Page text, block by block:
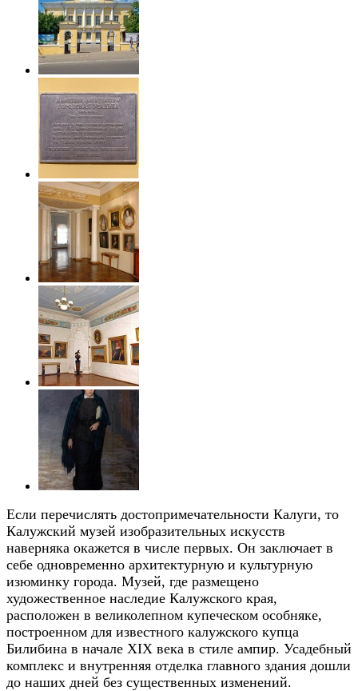
Если перечислять достопримечательности Калуги, то
Калужский музей изобразительных искусств
наверняка окажется в числе первых. Он заключает в
себе одновременно архитектурную и культурную
изюминку города. Музей, где размещено
художественное наследие Калужского края,
расположен в великолепном купеческом особняке,
построенном для известного калужского купца
Билибина в начале XIX века в стиле ампир. Усадебный
комплекс и внутренняя отделка главного здания дошли
до наших дней без существенных изменений.